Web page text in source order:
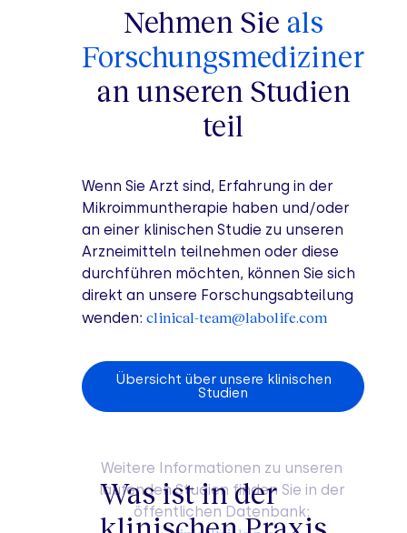
Nehmen Sie als
Forschungsmediziner
an unseren Studien
teil
Wenn Sie Arzt sind, Erfahrung in der
Mikroimmuntherapie haben und/oder
an einer klinischen Studie zu unseren
Arzneimitteln teilnehmen oder diese
durchführen möchten, können Sie sich
direkt an unsere Forschungsabteilung
wenden: clinical-team@labolife.com
Übersicht über unsere klinischen
Studien
Weitere Informationen zu unseren
laufenden Studien finden Sie in der
öffentlichen Datenbank:
Was ist in der